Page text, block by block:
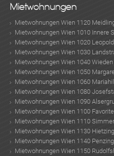
Mietwohnungen
Mietwohnungen Wien 1120
Mietwohnungen Wien 1010 Innere
Mietwohnungen Wien 1020
Mietwohnungen Wien 1030
Mietwohnungen Wien 1040 Wieden
Mietwohnungen Wien 1050
Mietwohnungen Wien 1060
Mietwohnungen Wien 1080
Mietwohnungen Wien 1090
Mietwohnungen Wien 1100
Mietwohnungen Wien 1110
Mietwohnungen Wien 1130 Hietzing
Mietwohnungen Wien 1140 Penzing
Mietwohnungen Wien 1150